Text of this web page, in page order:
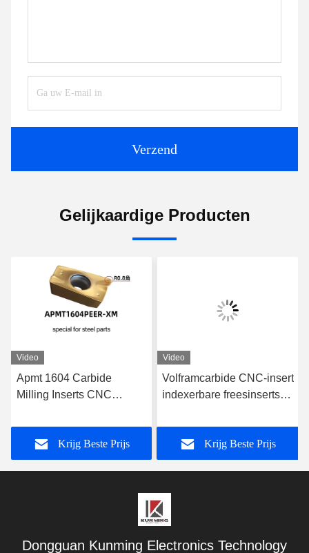
Verzend
Gelijkaardige Producten
Video
Apmt 1604 Carbide
Milling Inserts CNC
voor staal
Krijg Beste Prijs
Video
Volframcarbide CNC-insert
indexerbare freesinserts
wolframstaalboormachines
en reamerKrijg Beste Prijs
Dongguan Kunming Electronics Technology